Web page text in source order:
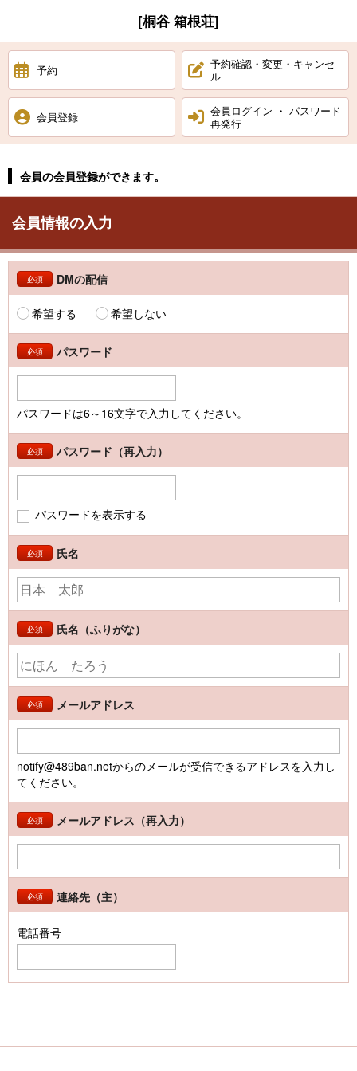
[桐谷 箱根荘]
予約
予約確認・変更・キャンセ
ル
会員登録
会員ログイン ・ パスワード
再発行
会員の会員登録ができます。
会員情報の入力
必須 DMの配信
希望する 希望しない
必須 パスワード
パスワードは6～16文字で入力してください。
必須 パスワード（再入力）
パスワードを表示する
必須 氏名
必須 氏名（ふりがな）
必須 メールアドレス
notify@489ban.netからのメールが受信できるアドレスを入力し
てください。
必須 メールアドレス（再入力）
必須 連絡先（主）
電話番号